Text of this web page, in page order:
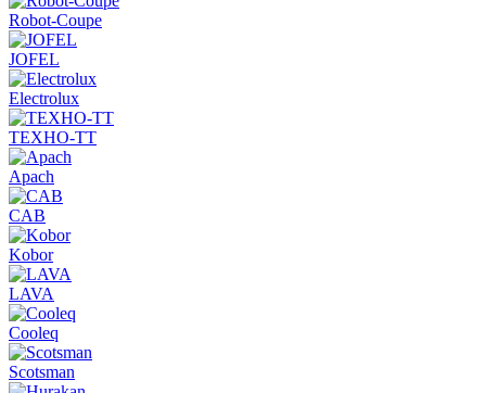
Robot-Coupe
JOFEL
Electrolux
ТЕХНО-ТТ
Apach
CAB
Kobor
LAVA
Cooleq
Scotsman